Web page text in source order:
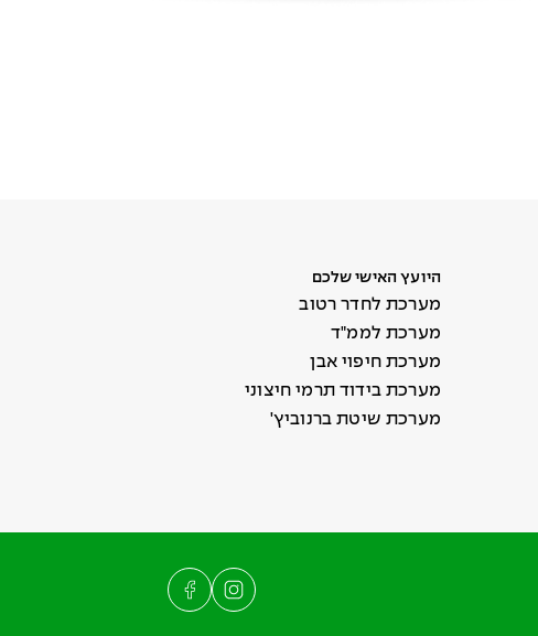
היועץ האישי שלכם
מערכת לחדר רטוב
מערכת לממ"ד
מערכת חיפוי אבן
מערכת בידוד תרמי חיצוני
מערכת שיטת ברנוביץ'